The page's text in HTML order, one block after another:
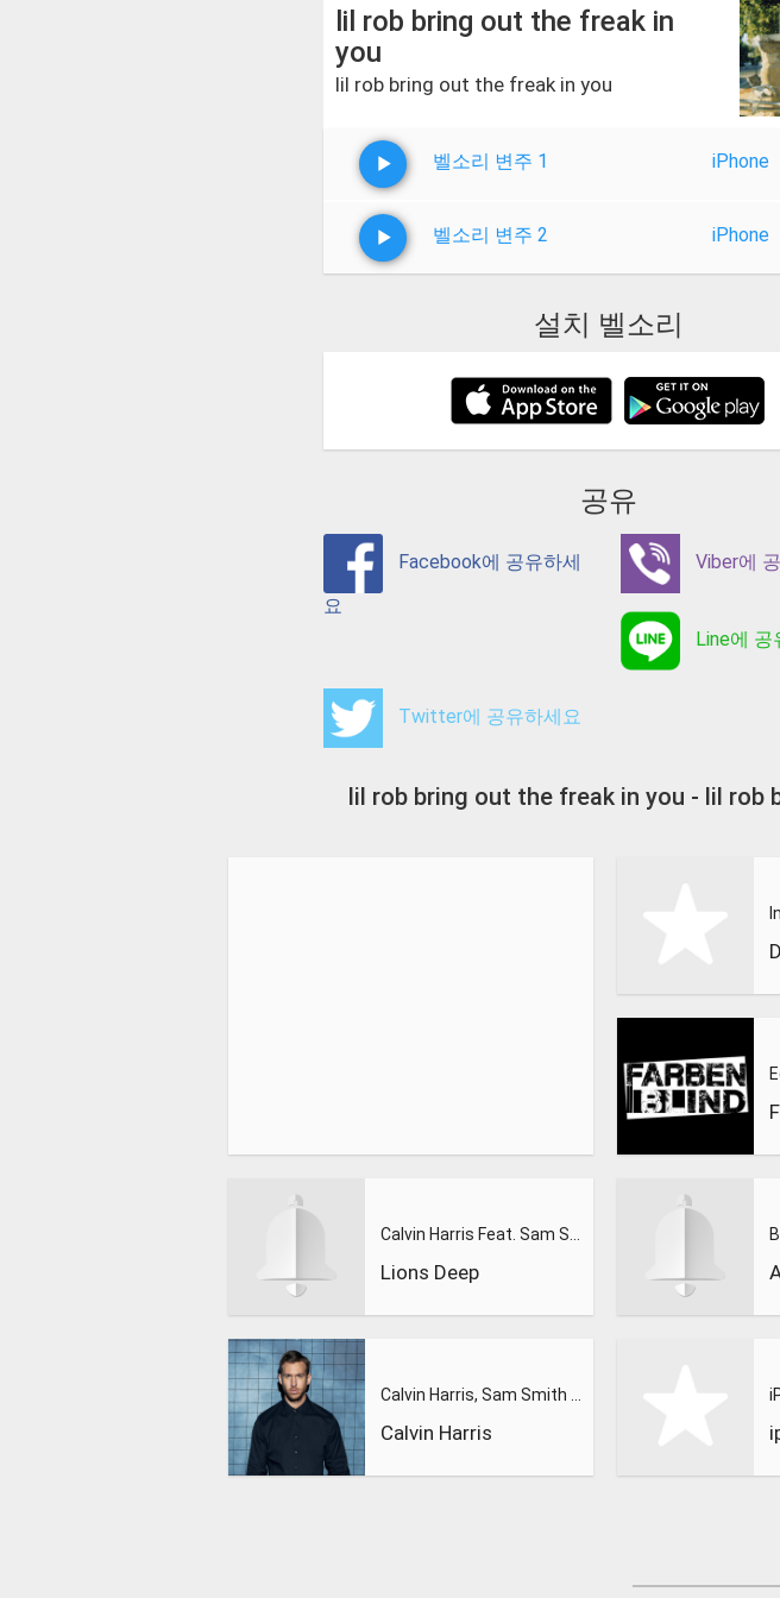
lil rob bring out the freak in
you
lil rob bring out the freak in you
벨소리 변주 1 iPhone
벨소리 변주 2 iPhone
설치 벨소리
공유
Facebook에 공유하세
요
Viber에
Line에 공
Twitter에 공유하세요
lil rob bring out the freak in you - lil rob
Lions Deep
Calvin Harris